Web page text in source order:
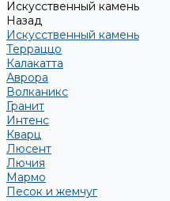
Искусственный камень
Назад
Искусственный камень
Терраццо
Калакатта
Аврора
Волканикс
Гранит
Интенс
Кварц
Люсент
Лючия
Мармо
Песок и жемчуг